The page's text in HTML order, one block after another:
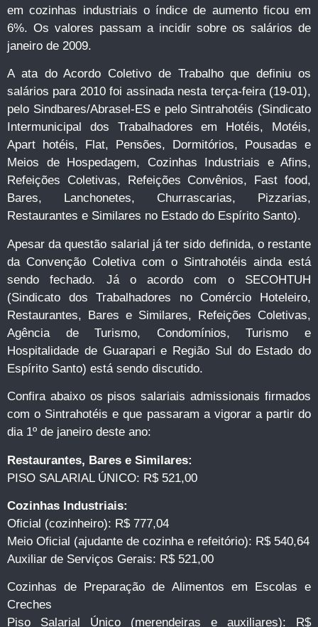
em cozinhas industriais o índice de aumento ficou em
6%. Os valores passam a incidir sobre os salários de
janeiro de 2009.
A ata do Acordo Coletivo de Trabalho que definiu os
salários para 2010 foi assinada nesta terça-feira (19-01),
pelo Sindbares/Abrasel-ES e pelo Sintrahotéis (Sindicato
Intermunicipal dos Trabalhadores em Hotéis, Motéis,
Apart hotéis, Flat, Pensões, Dormitórios, Pousadas e
Meios de Hospedagem, Cozinhas Industriais e Afins,
Refeições Coletivas, Refeições Convênios, Fast food,
Bares, Lanchonetes, Churrascarias, Pizzarias,
Restaurantes e Similares no Estado do Espírito Santo).
Apesar da questão salarial já ter sido definida, o restante
da Convenção Coletiva com o Sintrahotéis ainda está
sendo fechado. Já o acordo com o SECOHTUH
(Sindicato dos Trabalhadores no Comércio Hoteleiro,
Restaurantes, Bares e Similares, Refeições Coletivas,
Agência de Turismo, Condomínios, Turismo e
Hospitalidade de Guarapari e Região Sul do Estado do
Espírito Santo) está sendo discutido.
Confira abaixo os pisos salariais admissionais firmados
com o Sintrahotéis e que passaram a vigorar a partir do
dia 1º de janeiro deste ano:
Restaurantes, Bares e Similares:
PISO SALARIAL ÚNICO: R$ 521,00
Cozinhas Industriais:
Oficial (cozinheiro): R$ 777,04
Meio Oficial (ajudante de cozinha e refeitório): R$ 540,64
Auxiliar de Serviços Gerais: R$ 521,00
Cozinhas de Preparação de Alimentos em Escolas e
Creches
Piso Salarial Único (merendeiras e auxiliares): R$